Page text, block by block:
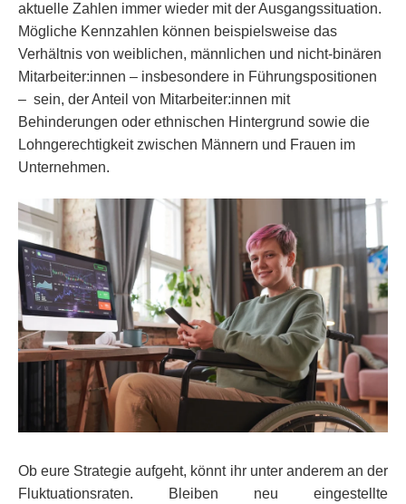
aktuelle Zahlen immer wieder mit der Ausgangssituation.
Mögliche Kennzahlen können beispielsweise das
Verhältnis von weiblichen, männlichen und nicht-binären
Mitarbeiter:innen – insbesondere in Führungspositionen
– sein, der Anteil von Mitarbeiter:innen mit
Behinderungen oder ethnischen Hintergrund sowie die
Lohngerechtigkeit zwischen Männern und Frauen im
Unternehmen.
Ob eure Strategie aufgeht, könnt ihr unter anderem an der
Fluktuationsraten. Bleiben neu eingestellte